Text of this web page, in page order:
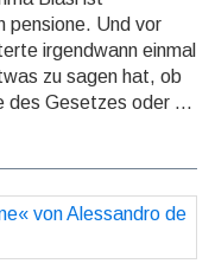
pen­sio­ne. Und vor
irgend­wann einmal
zu sagen hat, ob
des Gesetzes oder ...